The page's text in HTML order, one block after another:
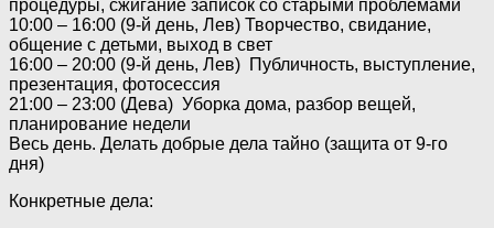
процедуры, сжигание записок со старыми проблемами
10:00 – 16:00 (9-й день, Лев) Творчество, свидание,
общение с детьми, выход в свет
16:00 – 20:00 (9-й день, Лев) Публичность, выступление,
презентация, фотосессия
21:00 – 23:00 (Дева) Уборка дома, разбор вещей,
планирование недели
Весь день. Делать добрые дела тайно (защита от 9-го
дня)
Конкретные дела: